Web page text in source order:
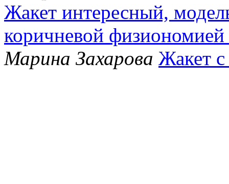
Жакет интересный,
коричневой физиономией
Марина Захарова Жакет